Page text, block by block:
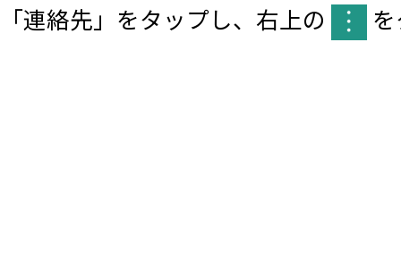
「連絡先」をタップし、右上の